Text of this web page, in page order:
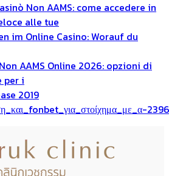
Non AAMS: come accedere in
alle tue
im Online Casino: Worauf du
AAMS Online 2026: opzioni di
per i
2019